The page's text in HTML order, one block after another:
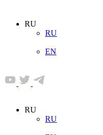
RU
RU
EN
RU
RU